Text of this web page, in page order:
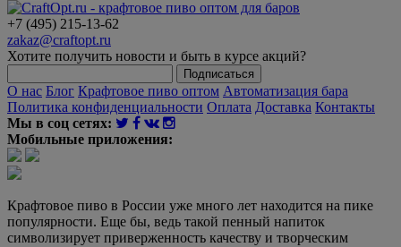
+7 (495) 215-13-62
zakaz@craftopt.ru
Хотите получить новости и быть в курсе акций?
Подписаться
О нас Блог Крафтовое пиво оптом Автоматизация бара
Политика конфиденциальности Оплата Доставка Контакты
Мы в соц сетях:
Мобильные приложения:
Крафтовое пиво в России уже много лет находится на пике
популярности. Еще бы, ведь такой пенный напиток
символизирует приверженность качеству и творческим